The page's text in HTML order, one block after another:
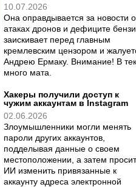
10.07.2026
Она оправдывается за новости
атаках дронов и дефиците
заискивает перед главным
кремлевским цензором и
Андрею Ермаку. Внимание! В
много мата.
Хакеры получили доступ к
чужим аккаунтам в Instagram
02.06.2026
Злоумышленники могли менять
пароли других аккаунтов,
подделывая данные о своем
местоположении, а затем
ИИ изменить привязанные к
аккаунту адреса электронной